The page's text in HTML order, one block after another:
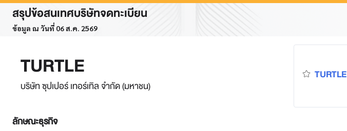
สรุปข้อสนเทศบริษัทจดทะเบียน
ข้อมูล ณ วันที่ 06 ส.ค. 2569
TURTLE
บริษัท ซุปเปอร์ เทอร์เทิล จำกัด (มหาชน)
TURTLE
ลักษณะธุรกิจ